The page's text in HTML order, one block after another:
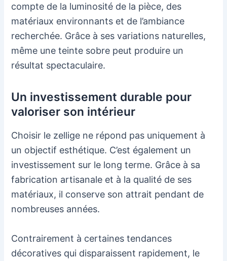
compte de la luminosité de la pièce, des
matériaux environnants et de l’ambiance
recherchée. Grâce à ses variations naturelles,
même une teinte sobre peut produire un
résultat spectaculaire.
Un investissement durable pour
valoriser son intérieur
Choisir le zellige ne répond pas uniquement à
un objectif esthétique. C’est également un
investissement sur le long terme. Grâce à sa
fabrication artisanale et à la qualité de ses
matériaux, il conserve son attrait pendant de
nombreuses années.
Contrairement à certaines tendances
décoratives qui disparaissent rapidement, le